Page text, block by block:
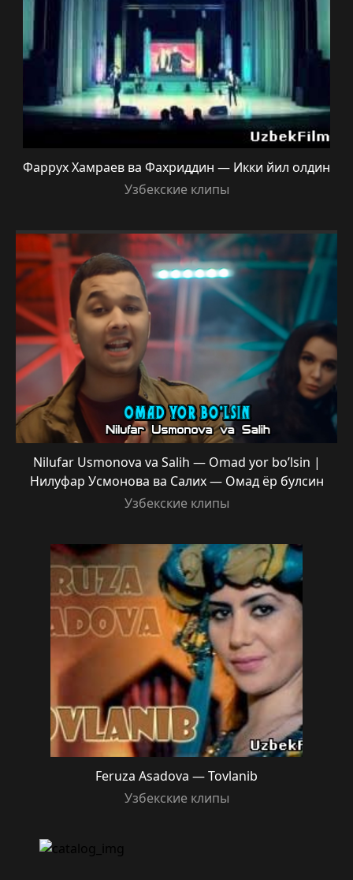
Фаррух Хамраев ва Фахриддин — Икки йил олдин
Узбекские клипы
Nilufar Usmonova va Salih — Omad yor bo’lsin |
Нилуфар Усмонова ва Салих — Омад ёр булсин
Узбекские клипы
Feruza Asadova — Tovlanib
Узбекские клипы